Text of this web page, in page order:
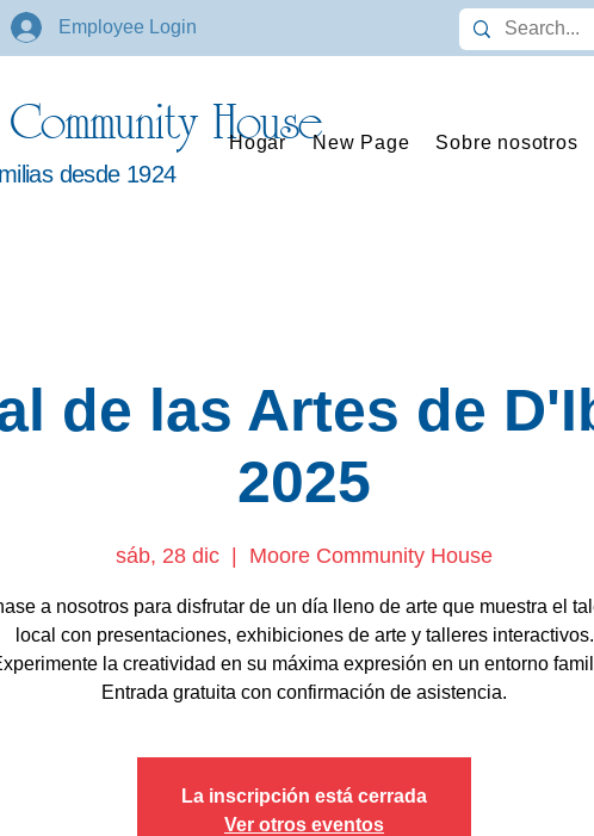
Employee Login
House
desde 1924
Hogar New Page Sobre nosotros
de las Artes de
2025
sáb, 28 dic Moore Community House
a nosotros para disfrutar de un día lleno de arte que muestra el
local con presentaciones, exhibiciones de arte y talleres interactivos.
la creatividad en su máxima expresión en un entorno
Entrada gratuita con confirmación de asistencia.
La inscripción está cerrada
Ver otros eventos